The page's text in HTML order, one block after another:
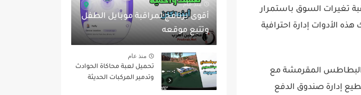
تغيرات السوق باستمرار
الأدوات إدارة احترافية
البطاطس المقرمشة مع
إدارة صندوق الدفع
منذ عام
أقوى برنامج لمراقبة موبايل الطفل
وتتبع موقعه
منذ عام
تحميل لعبة محاكاة الحوادث
وتدمير المركبات الحديثة